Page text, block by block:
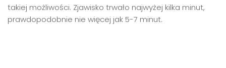
takiej możliwości. Zjawisko trwało najwyżej kilka minut,
prawdopodobnie nie więcej jak 5-7 minut.